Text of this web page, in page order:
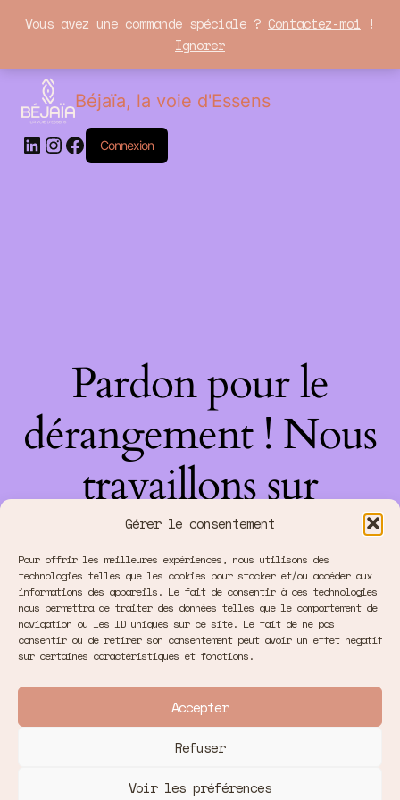
Gérer le consentement
Pour offrir les meilleures expériences, nous utilisons des
technologies telles que les cookies pour stocker et/ou accéder aux
informations des appareils. Le fait de consentir à ces technologies
nous permettra de traiter des données telles que le comportement de
navigation ou les ID uniques sur ce site. Le fait de ne pas
consentir ou de retirer son consentement peut avoir un effet négatif
sur certaines caractéristiques et fonctions.
Accepter
Refuser
Voir les préférences
Vous avez une commande spéciale ? Contactez-moi !
Ignorer
Béjaïa, la voie d'Essens
Connexion
Pardon pour le
dérangement ! Nous
travaillons sur
quelque chose de
fantastique –
revenez bientôt !